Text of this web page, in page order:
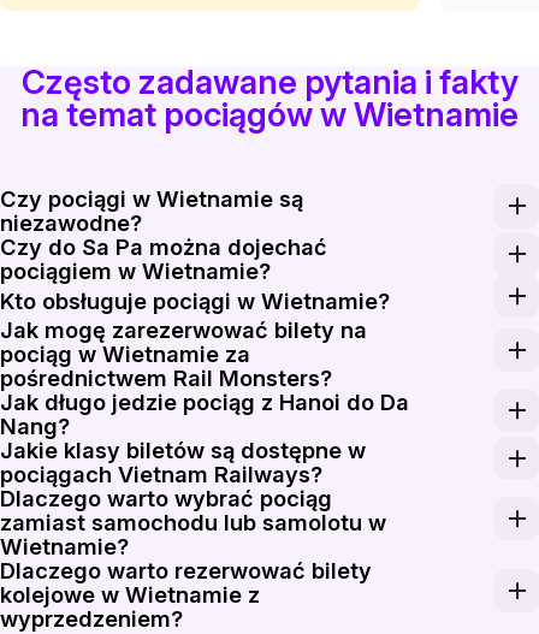
Często zadawane pytania i fakty
na temat pociągów w Wietnamie
Czy pociągi w Wietnamie są
niezawodne?
Pociągi Vietnam Railways kursują codziennie na
Czy do Sa Pa można dojechać
pociągiem w Wietnamie?
Tak. Trasa kolejowa do Sa Pa wykorzystuje pociągi
Kto obsługuje pociągi w Wietnamie?
Vietnam Railways, formalnie Duong sat Viet Nam,
Jak mogę zarezerwować bilety na
pociąg w Wietnamie za
pośrednictwem Rail Monsters?
Wprowadź stację początkową, docelową oraz datę
Jak długo jedzie pociąg z Hanoi do Da
Nang?
Podróż pociągiem ze stacji Hanoi do stacji Da Nang
Jakie klasy biletów są dostępne w
pociągach Vietnam Railways?
Pociągi dalekobieżne Vietnam Railways zazwyczaj
Dlaczego warto wybrać pociąg
zamiast samochodu lub samolotu w
Wietnamie?
Pociągi Vietnam Railways łączą centra miast i
Dlaczego warto rezerwować bilety
kolejowe w Wietnamie z
wyprzedzeniem?